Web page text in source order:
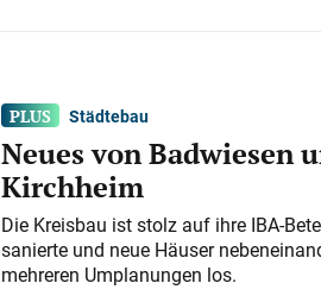
Städtebau
Neues von Badwiesen
Kirchheim
Die Kreisbau ist stolz auf ihre IBA-
sanierte und neue Häuser
mehreren Umplanungen los.